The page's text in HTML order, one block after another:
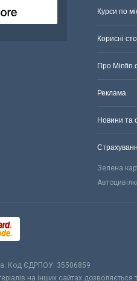
Курси по
Корисні
Про
Реклама
Новини та
Зелена
Код ЄДРПОУ: 35506859
на інших сайтах